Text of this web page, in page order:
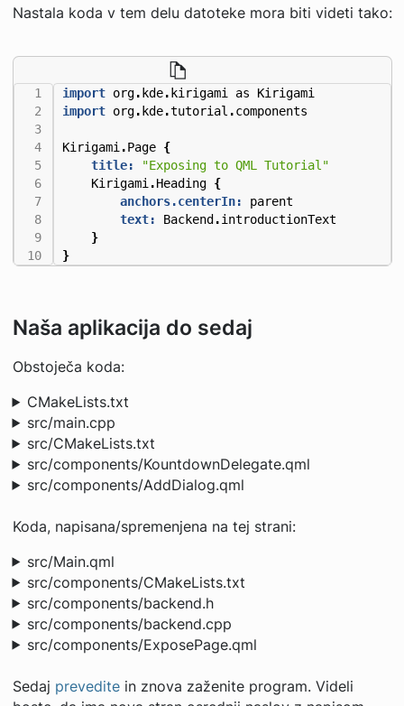
Nastala koda v tem delu datoteke mora biti videti tako:
import org. kde. kirigami as
Kirigami
import org. kde.tutorial .components
Kirigami.Page {
title:
"Exposing to QML Tutorial"
Kirigami.Heading {
anchors.centerIn:
parent
text:
Backend .introductionText
}
}
Naša aplikacija do sedaj
Obstoječa koda:
CMakeLists.txt
src/main.cpp
src/CMakeLists.txt
src/components/KountdownDelegate.qml
src/components/AddDialog.qml
Koda, napisana/spremenjena na tej strani:
src/Main.qml
src/components/CMakeLists.txt
src/components/backend.h
src/components/backend.cpp
src/components/ExposePage.qml
Sedaj preveditein znova zaženite program. Videli